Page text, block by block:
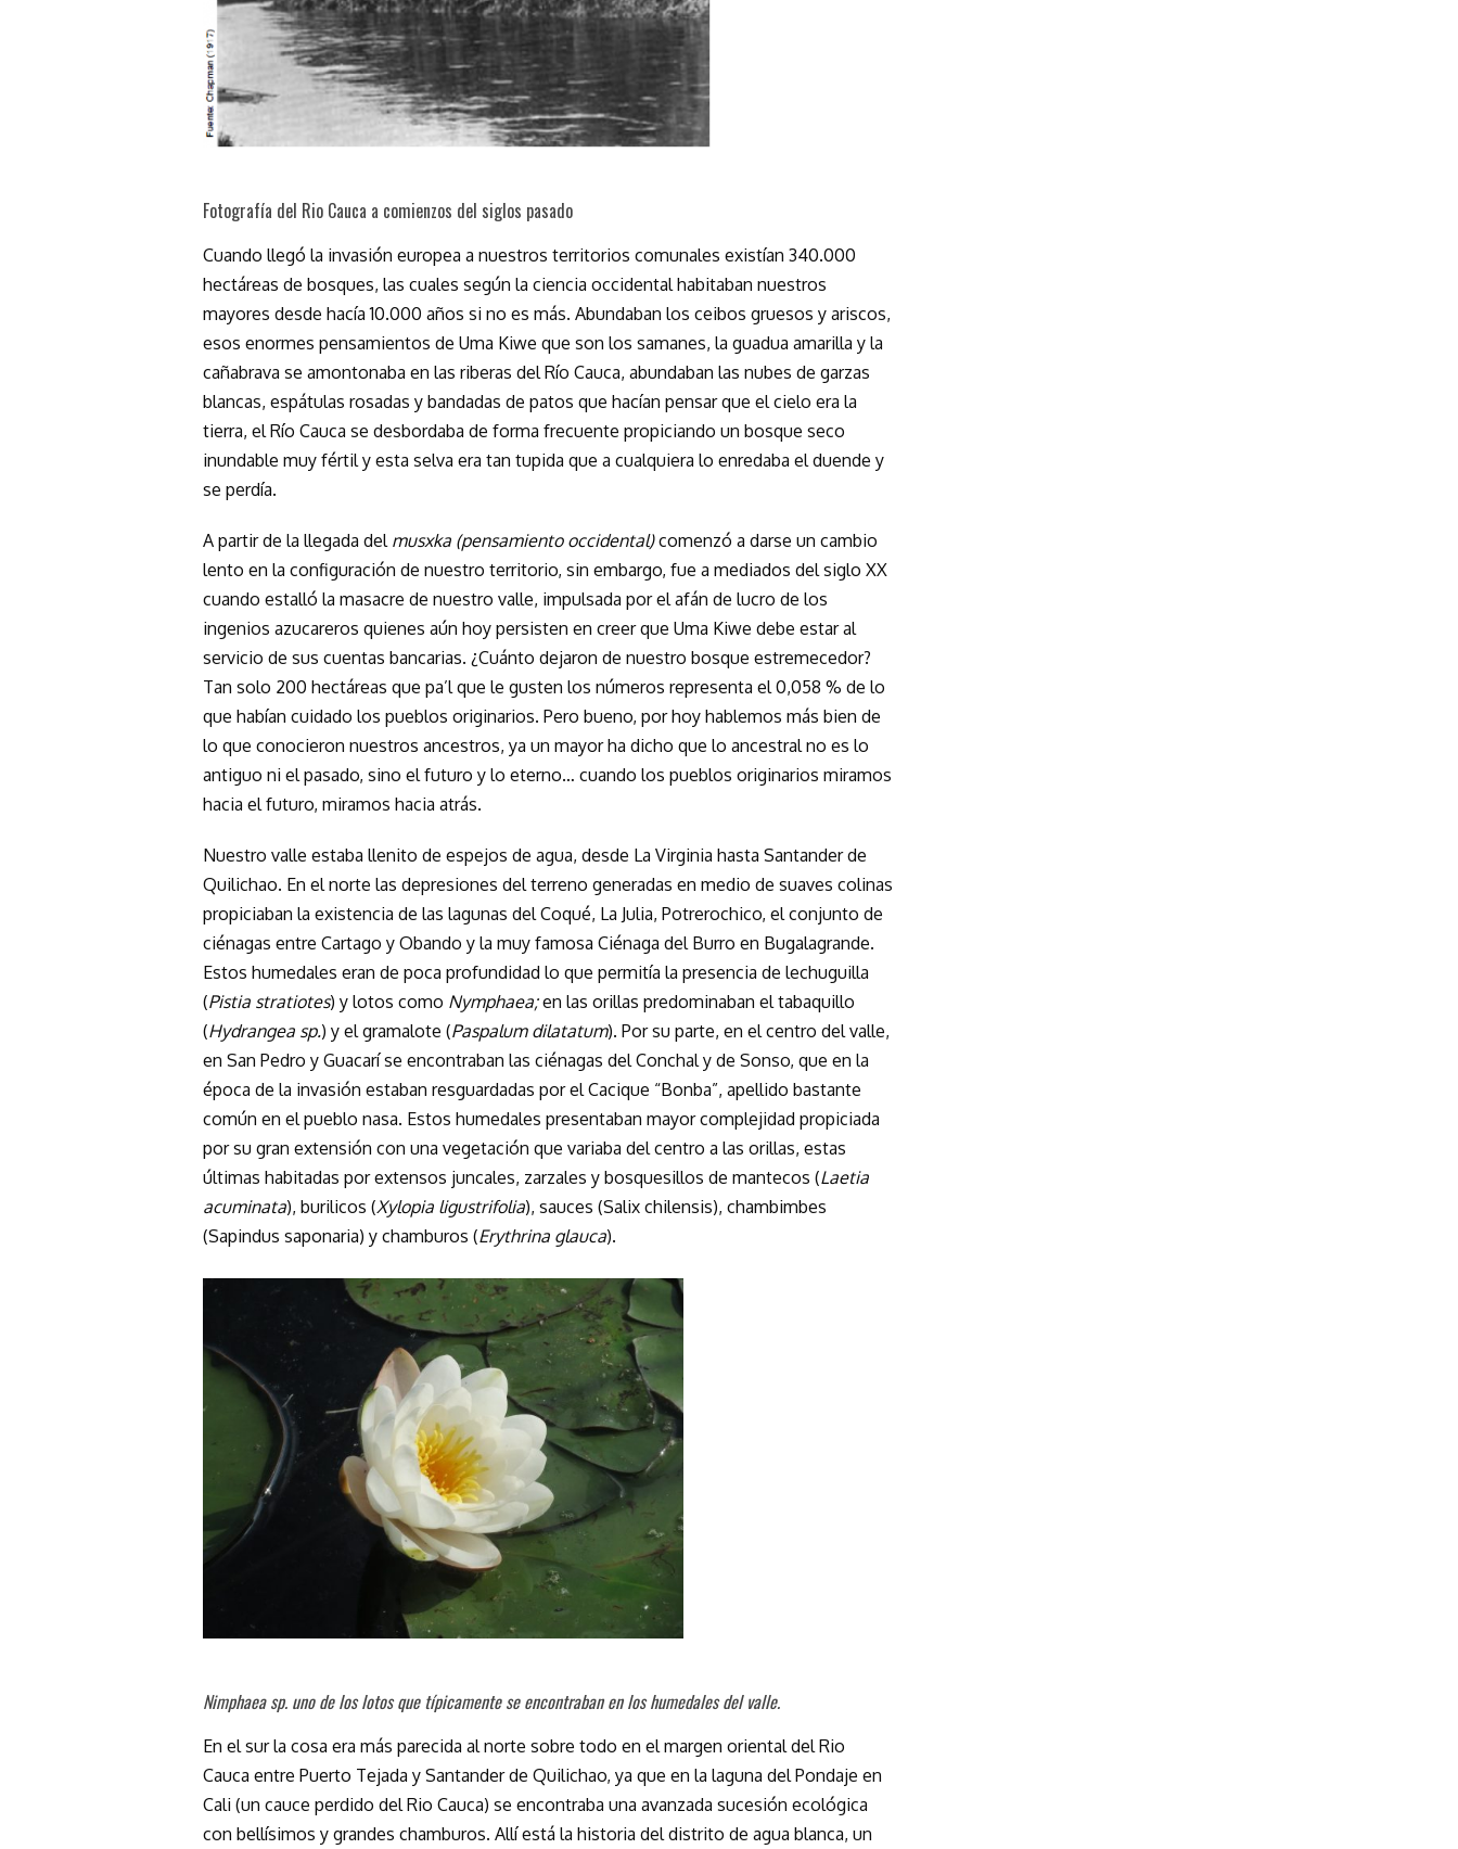
Fotografía del Rio Cauca a comienzos del siglos pasado
Cuando llegó la invasión europea a nuestros territorios comunales existían 340.000
hectáreas de bosques, las cuales según la ciencia occidental habitaban nuestros
mayores desde hacía 10.000 años si no es más. Abundaban los ceibos gruesos y ariscos,
esos enormes pensamientos de Uma Kiwe que son los samanes, la guadua amarilla y la
cañabrava se amontonaba en las riberas del Río Cauca, abundaban las nubes de garzas
blancas, espátulas rosadas y bandadas de patos que hacían pensar que el cielo era la
tierra, el Río Cauca se desbordaba de forma frecuente propiciando un bosque seco
inundable muy fértil y esta selva era tan tupida que a cualquiera lo enredaba el duende y
se perdía.
A partir de la llegada del musxka (pensamiento occidental)comenzó a darse un cambio
lento en la configuración de nuestro territorio, sin embargo, fue a mediados del siglo XX
cuando estalló la masacre de nuestro valle, impulsada por el afán de lucro de los
ingenios azucareros quienes aún hoy persisten en creer que Uma Kiwe debe estar al
servicio de sus cuentas bancarias. ¿Cuánto dejaron de nuestro bosque estremecedor?
Tan solo 200 hectáreas que pa’l que le gusten los números representa el 0,058 % de lo
que habían cuidado los pueblos originarios. Pero bueno, por hoy hablemos más bien de
lo que conocieron nuestros ancestros, ya un mayor ha dicho que lo ancestral no es lo
antiguo ni el pasado, sino el futuro y lo eterno… cuando los pueblos originarios miramos
hacia el futuro, miramos hacia atrás.
Nuestro valle estaba llenito de espejos de agua, desde La Virginia hasta Santander de
Quilichao. En el norte las depresiones del terreno generadas en medio de suaves colinas
propiciaban la existencia de las lagunas del Coqué, La Julia, Potrerochico, el conjunto de
ciénagas entre Cartago y Obando y la muy famosa Ciénaga del Burro en Bugalagrande.
Estos humedales eran de poca profundidad lo que permitía la presencia de lechuguilla
(Pistia stratiotes) y lotos como Nymphaea;en las orillas predominaban el tabaquillo
(Hydrangea sp.) y el gramalote (Paspalum dilatatum). Por su parte, en el centro del valle,
en San Pedro y Guacarí se encontraban las ciénagas del Conchal y de Sonso, que en la
época de la invasión estaban resguardadas por el Cacique “Bonba”, apellido bastante
común en el pueblo nasa. Estos humedales presentaban mayor complejidad propiciada
por su gran extensión con una vegetación que variaba del centro a las orillas, estas
últimas habitadas por extensos juncales, zarzales y bosquesillos de mantecos (Laetia
acuminata), burilicos (Xylopia ligustrifolia), sauces (Salix chilensis), chambimbes
(Sapindus saponaria) y chamburos (Erythrina glauca).
Nimphaea sp. uno de los lotos que típicamente se encontraban en los humedales del valle.
En el sur la cosa era más parecida al norte sobre todo en el margen oriental del Rio
Cauca entre Puerto Tejada y Santander de Quilichao, ya que en la laguna del Pondaje en
Cali (un cauce perdido del Rio Cauca) se encontraba una avanzada sucesión ecológica
con bellísimos y grandes chamburos. Allí está la historia del distrito de agua blanca, un